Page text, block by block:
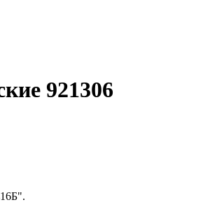
921306